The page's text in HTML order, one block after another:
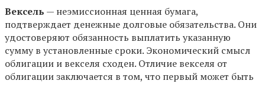
Вексель — неэмиссионная ценная бумага,
подтверждает денежные долговые обязательства. Они
удостоверяют обязанность выплатить указанную
сумму в установленные сроки. Экономический смысл
облигации и векселя сходен. Отличие векселя от
облигации заключается в том, что первый может быть